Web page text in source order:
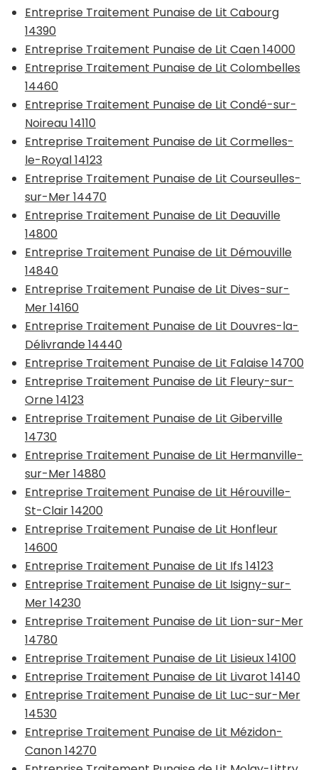
Entreprise Traitement Punaise de Lit Cabourg
14390
Entreprise Traitement Punaise de Lit Caen 14000
Entreprise Traitement Punaise de Lit Colombelles
14460
Entreprise Traitement Punaise de Lit Condé-sur-
Noireau 14110
Entreprise Traitement Punaise de Lit Cormelles-
le-Royal 14123
Entreprise Traitement Punaise de Lit Courseulles-
sur-Mer 14470
Entreprise Traitement Punaise de Lit Deauville
14800
Entreprise Traitement Punaise de Lit Démouville
14840
Entreprise Traitement Punaise de Lit Dives-sur-
Mer 14160
Entreprise Traitement Punaise de Lit Douvres-la-
Délivrande 14440
Entreprise Traitement Punaise de Lit Falaise 14700
Entreprise Traitement Punaise de Lit Fleury-sur-
Orne 14123
Entreprise Traitement Punaise de Lit Giberville
14730
Entreprise Traitement Punaise de Lit Hermanville-
sur-Mer 14880
Entreprise Traitement Punaise de Lit Hérouville-
St-Clair 14200
Entreprise Traitement Punaise de Lit Honfleur
14600
Entreprise Traitement Punaise de Lit Ifs 14123
Entreprise Traitement Punaise de Lit Isigny-sur-
Mer 14230
Entreprise Traitement Punaise de Lit Lion-sur-Mer
14780
Entreprise Traitement Punaise de Lit Lisieux 14100
Entreprise Traitement Punaise de Lit Livarot 14140
Entreprise Traitement Punaise de Lit Luc-sur-Mer
14530
Entreprise Traitement Punaise de Lit Mézidon-
Canon 14270